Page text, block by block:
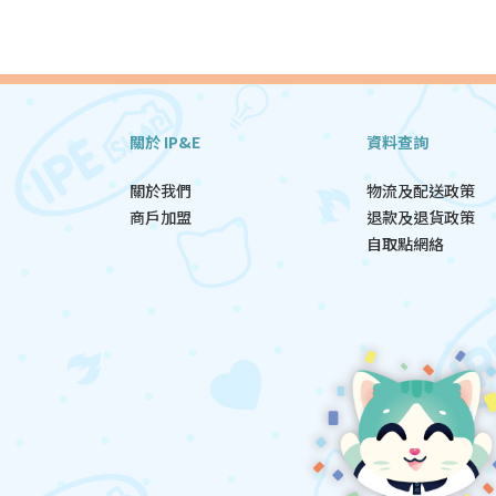
關於 IP&E
關於我們
商戶加盟
資料查詢
物流及配送政策
退款及退貨政策
自取點網絡